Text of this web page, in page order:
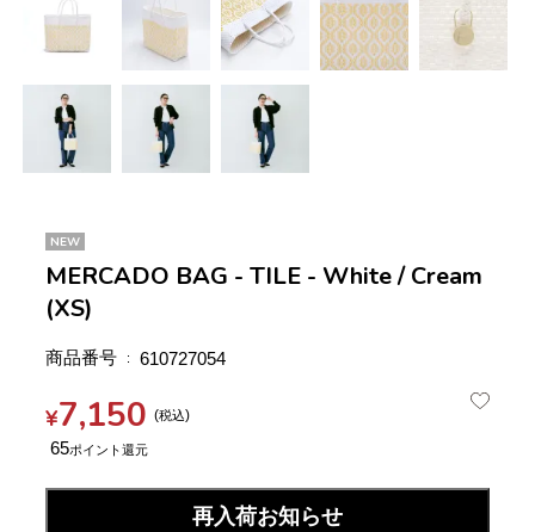
NEW
MERCADO BAG - TILE - White / Cream
(XS)
商品番号 610727054
¥7,150 税込
65
再入荷お知らせ